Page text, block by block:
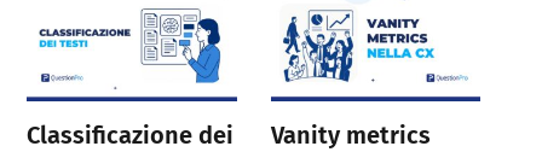
Classificazione dei
Vanity metrics